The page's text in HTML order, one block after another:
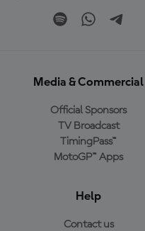
Media & Commercial
Official Sponsors
TV Broadcast
TimingPass™
MotoGP™ Apps
Help
Contact us